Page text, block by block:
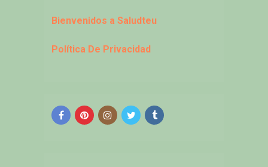
Bienvenidos a Saludteu
Política De Privacidad